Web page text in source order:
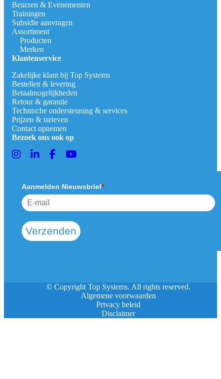
Beurzen & Evenementen
Trainingen
Subsidie aanvragen
Assortiment
Producten
Merken
Klantenservice
Zakelijke klant bij Top Systems
Bestellen & levering
Betaalmogelijkheden
Retour & garantie
Technische ondersteuning & services
Prijzen & tarieven
Contact opnemen
Bezoek ons ook op
Aanmelden Nieuwsbrief*
Verzenden
© Copyright Top Systems. All rights reserved.
Algemene voorwaarden
Privacy beleid
Disclaimer